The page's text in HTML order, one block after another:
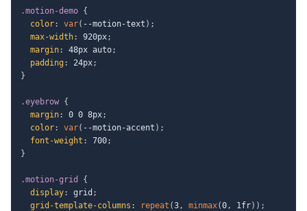
.motion-demo {
color: var( --motion-text ) ;
max-width: 920px;
margin: 48px auto;
padding: 24px;
}
.eyebrow {
margin: 0 0 8px;
color: var( --motion-accent ) ;
font-weight : 700;
}
.motion-grid
{
display: grid ;
grid-template-columns : repeat (3, minmax(0, 1fr) ) ;